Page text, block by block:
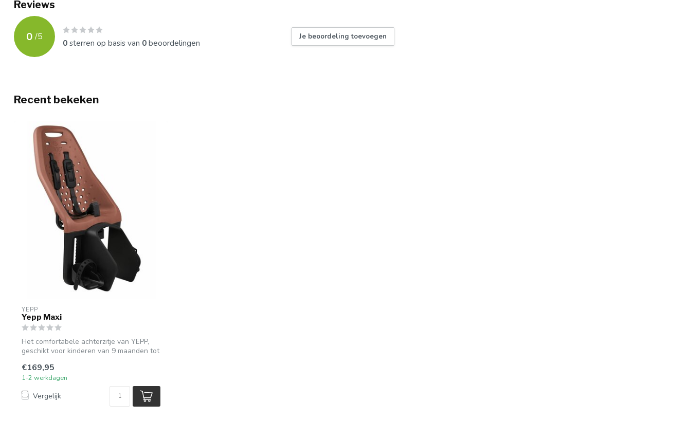
Reviews
0 /5
0sterren op basis van 0beoordelingen
Je beoordeling toevoegen
Recent bekeken
YEPP
Yepp Maxi
Het comfortabele achterzitje van YEPP,
geschikt voor kinderen van 9 maanden tot
€169,95
1-2 werkdagen
Vergelijk